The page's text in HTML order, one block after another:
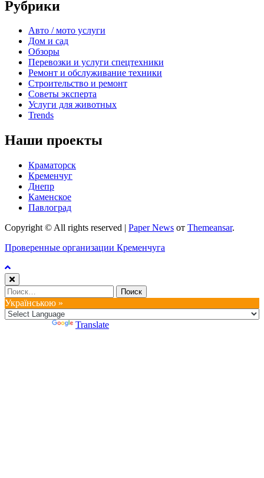
Рубрики
Авто / мото услуги
Дом и сад
Обзоры
Перевозки и услуги спецтехники
Ремонт и обслуживание техники
Строительство и ремонт
Советы эксперта
Услуги для животных
Trends
Наши проекты
Краматорск
Кременчуг
Днепр
Каменское
Павлоград
Copyright © All rights reserved | Paper News от Themeansar.
Проверенные организации Кременчуга
Найти:
Українською »
Translate